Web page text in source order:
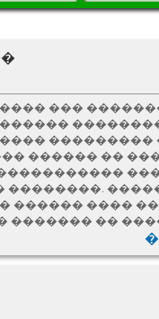
���
���������
������ ��
������ ����
������� ��